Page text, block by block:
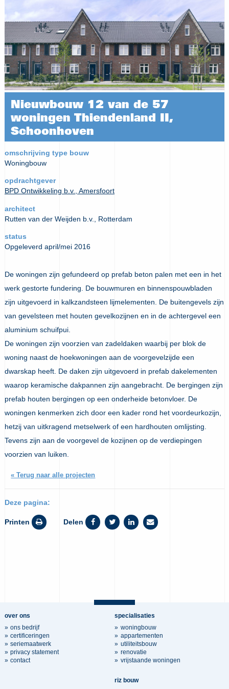
Nieuwbouw 12 van de 57
woningen Thiendenland II,
Schoonhoven
omschrijving type bouw
Woningbouw
opdrachtgever
BPD Ontwikkeling b.v., Amersfoort
architect
Rutten van der Weijden b.v., Rotterdam
status
Opgeleverd april/mei 2016
De woningen zijn gefundeerd op prefab beton palen met een in het
werk gestorte fundering. De bouwmuren en binnenspouwbladen
zijn uitgevoerd in kalkzandsteen lijmelementen. De buitengevels zijn
van gevelsteen met houten gevelkozijnen en in de achtergevel een
aluminium schuifpui.
De woningen zijn voorzien van zadeldaken waarbij per blok de
woning naast de hoekwoningen aan de voorgevelzijde een
dwarskap heeft. De daken zijn uitgevoerd in prefab dakelementen
waarop keramische dakpannen zijn aangebracht. De bergingen zijn
prefab houten bergingen op een onderheide betonvloer. De
woningen kenmerken zich door een kader rond het voordeurkozijn,
hetzij van uitkragend metselwerk of een hardhouten omlijsting.
Tevens zijn aan de voorgevel de kozijnen op de verdiepingen
voorzien van luiken.
« Terug naar alle projecten
Deze pagina:
Printen Delen
over ons
ons bedrijf
certificeringen
seriemaatwerk
privacy statement
contact
specialisaties
woningbouw
appartementen
utiliteitsbouw
renovatie
vrijstaande woningen
riz bouw